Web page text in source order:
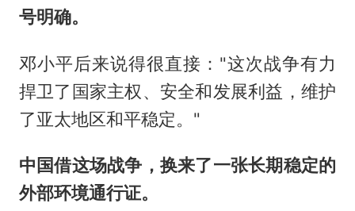
号明确。
邓小平后来说得很直接："这次战争有力
捍卫了国家主权、安全和发展利益，维护
了亚太地区和平稳定。"
中国借这场战争，换来了一张长期稳定的
外部环境通行证。